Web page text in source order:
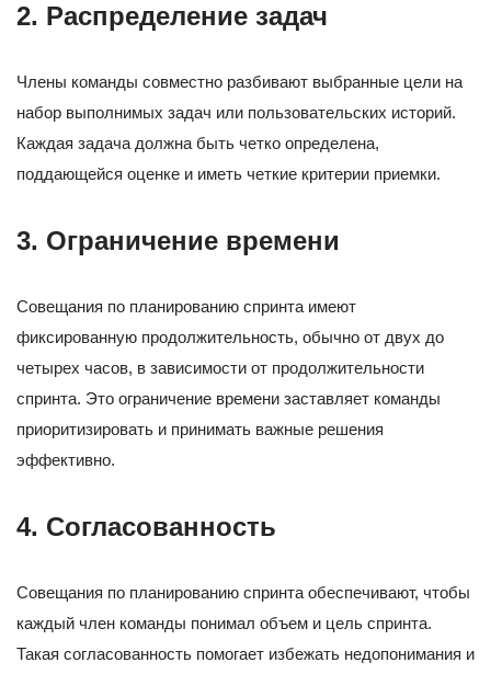
2. Распределение задач
Члены команды совместно разбивают выбранные цели на
набор выполнимых задач или пользовательских историй.
Каждая задача должна быть четко определена,
поддающейся оценке и иметь четкие критерии приемки.
3. Ограничение времени
Совещания по планированию спринта имеют
фиксированную продолжительность, обычно от двух до
четырех часов, в зависимости от продолжительности
спринта. Это ограничение времени заставляет команды
приоритизировать и принимать важные решения
эффективно.
4. Согласованность
Совещания по планированию спринта обеспечивают, чтобы
каждый член команды понимал объем и цель спринта.
Такая согласованность помогает избежать недопонимания и